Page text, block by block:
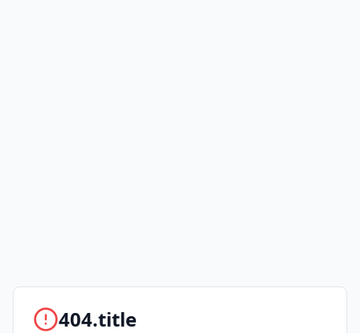
404.title